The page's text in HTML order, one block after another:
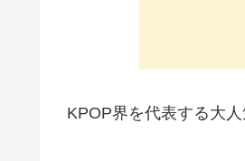
KPOP界を代表する大